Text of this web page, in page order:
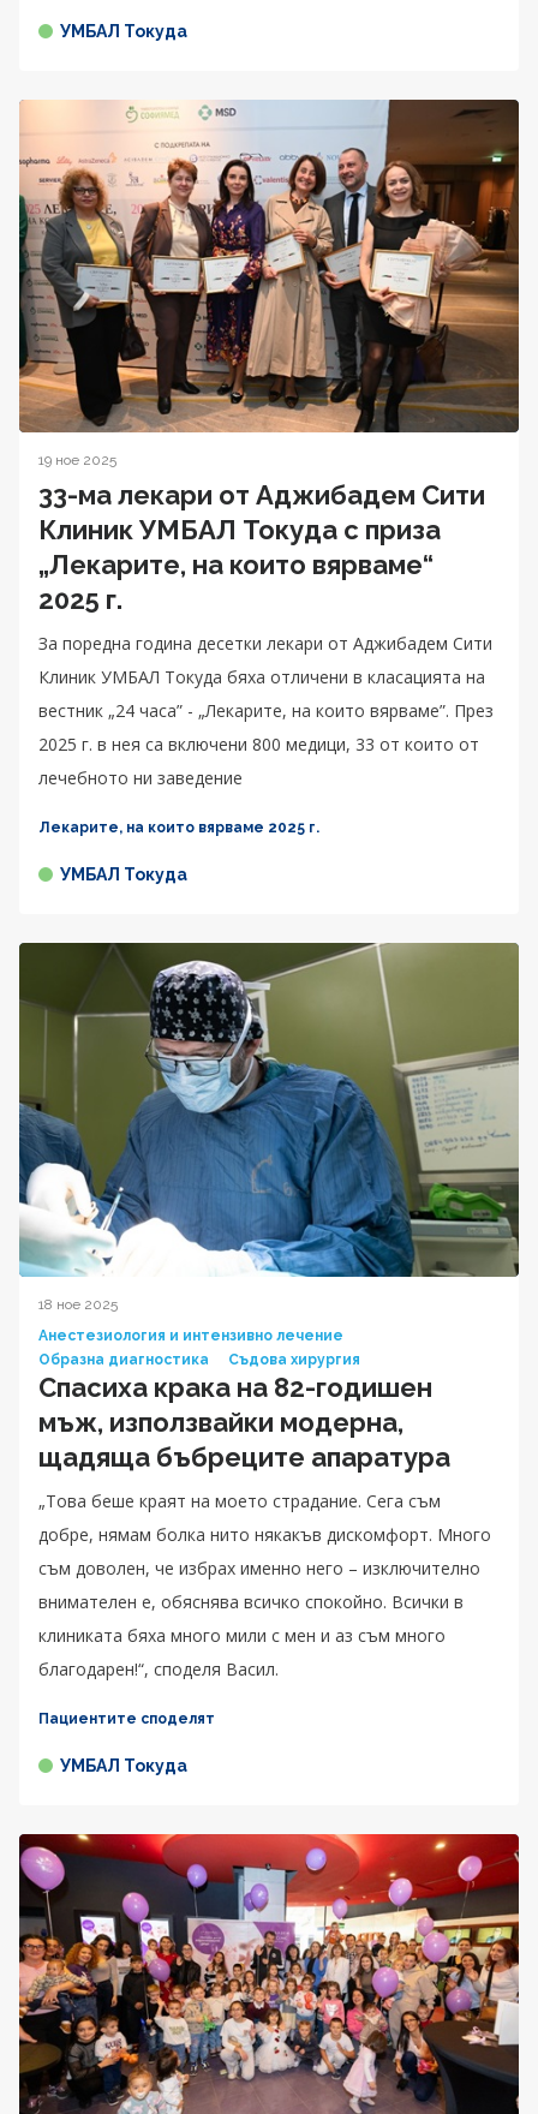
УМБАЛ Токуда
19 ное 2025
33-ма лекари от Аджибадем Сити
Клиник УМБАЛ Токуда с приза
„Лекарите, на които вярваме“
2025 г.
За поредна година десетки лекари от Аджибадем Сити
Клиник УМБАЛ Токуда бяха отличени в класацията на
вестник „24 часа” - „Лекарите, на които вярваме”. През
2025 г. в нея са включени 800 медици, 33 от които от
лечебното ни заведение
Лекарите, на които вярваме 2025 г.
УМБАЛ Токуда
18 ное 2025
Анестезиология и интензивно лечение
Образна диагностика
Съдова хирургия
Спасиха крака на 82-годишен
мъж, използвайки модерна,
щадяща бъбреците апаратура
„Това беше краят на моето страдание. Сега съм
добре, нямам болка нито някакъв дискомфорт. Много
съм доволен, че избрах именно него – изключително
внимателен е, обяснява всичко спокойно. Всички в
клиниката бяха много мили с мен и аз съм много
благодарен!“, споделя Васил.
Пациентите споделят
УМБАЛ Токуда